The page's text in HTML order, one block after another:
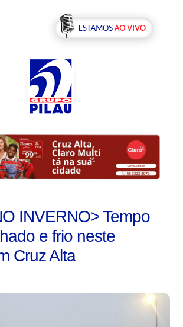
INVERNO> Tempo
e frio neste
Cruz Alta